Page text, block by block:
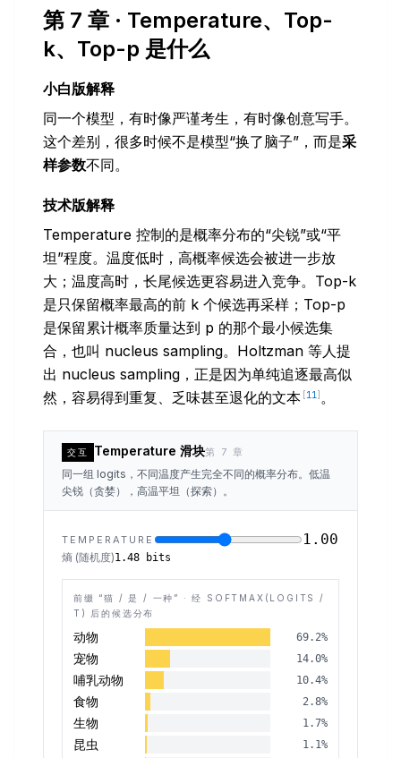
第 7 章 · Temperature、Top-
k、Top-p 是什么
小白版解释
同一个模型，有时像严谨考生，有时像创意写手。
这个差别，很多时候不是模型“换了脑子”，而是采
样参数不同。
技术版解释
Temperature 控制的是概率分布的“尖锐”或“平
坦”程度。温度低时，高概率候选会被进一步放
大；温度高时，长尾候选更容易进入竞争。Top-k
是只保留概率最高的前 k 个候选再采样；Top-p
是保留累计概率质量达到 p 的那个最小候选集
合，也叫 nucleus sampling。Holtzman 等人提
出 nucleus sampling，正是因为单纯追逐最高似
然，容易得到重复、乏味甚至退化的文本 11 。
交互 Temperature 滑块第 7 章
同一组 logits，不同温度产生完全不同的概率分布。低温
尖锐（贪婪），高温平坦（探索）。
TEMPERATURE 1.00
熵 (随机度)1.48 bits
前缀 “猫 / 是 / 一种 ” · 经 SOFTMAX(LOGITS /
T) 后的候选分布
动物 69.2%
宠物 14.0%
哺乳动物 10.4%
食物 2.8%
生物 1.7%
昆虫 1.1%